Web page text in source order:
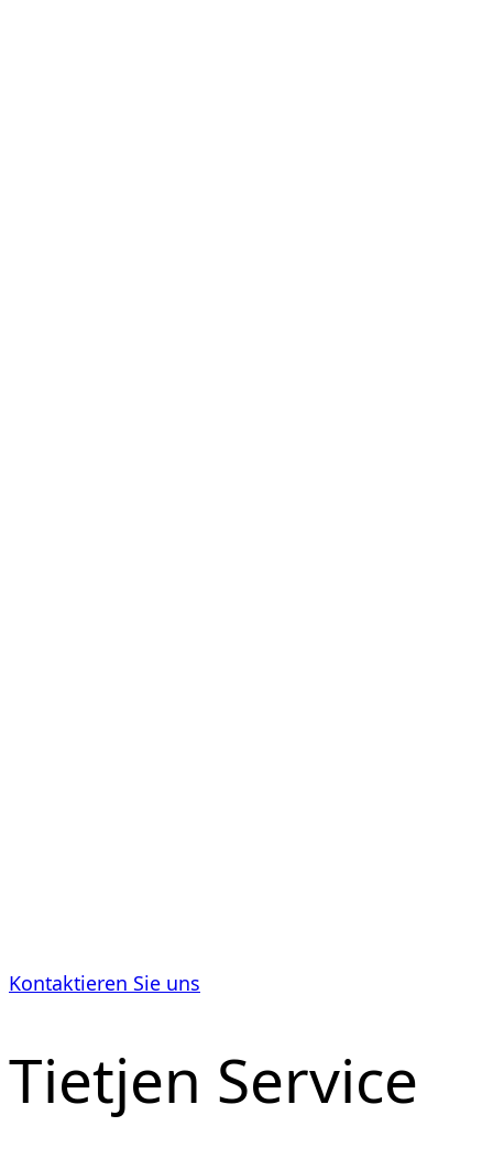
Kontaktieren Sie uns
Tietjen Service